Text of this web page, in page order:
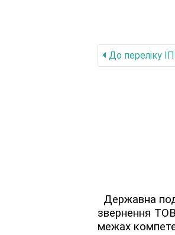
До переліку
Державна
звернення
межах